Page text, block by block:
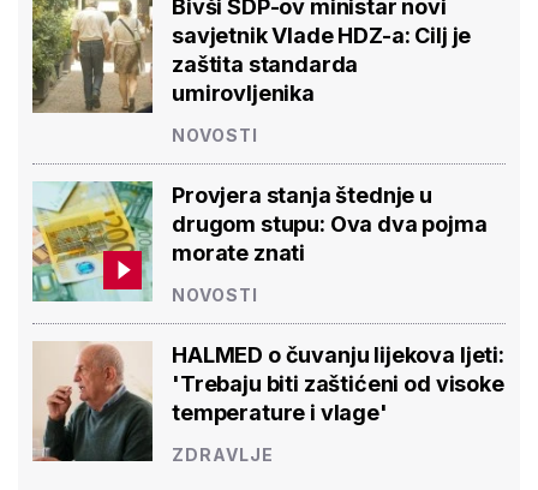
Bivši SDP-ov ministar novi
savjetnik Vlade HDZ-a: Cilj je
zaštita standarda
umirovljenika
NOVOSTI
Provjera stanja štednje u
drugom stupu: Ova dva pojma
morate znati
NOVOSTI
HALMED o čuvanju lijekova ljeti:
'Trebaju biti zaštićeni od visoke
temperature i vlage'
ZDRAVLJE